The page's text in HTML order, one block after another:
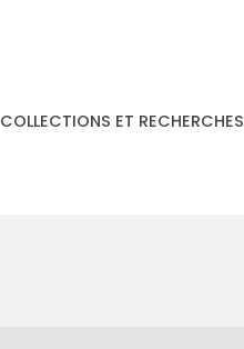
COLLECTIONS ET RECHERCHES